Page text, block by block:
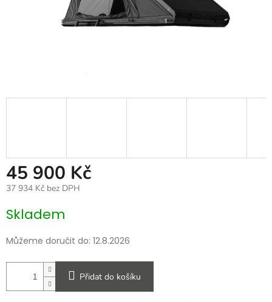
45 900 Kč
37 934 Kč bez DPH
cena:
Skladem
Můžeme doručit do: 12.8.2026
Přidat do košíku